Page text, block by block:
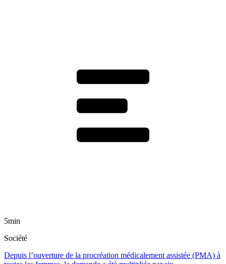
5min
Société
Depuis l’ouverture de la procréation médicalement assistée (PMA) à